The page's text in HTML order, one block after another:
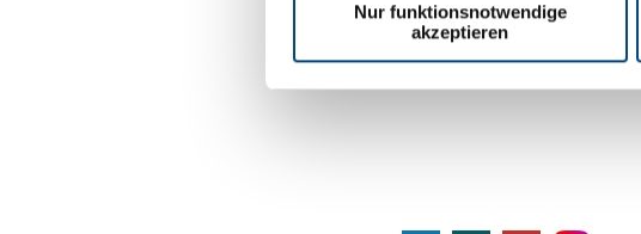
Nur funktionsnotwendige
akzeptieren